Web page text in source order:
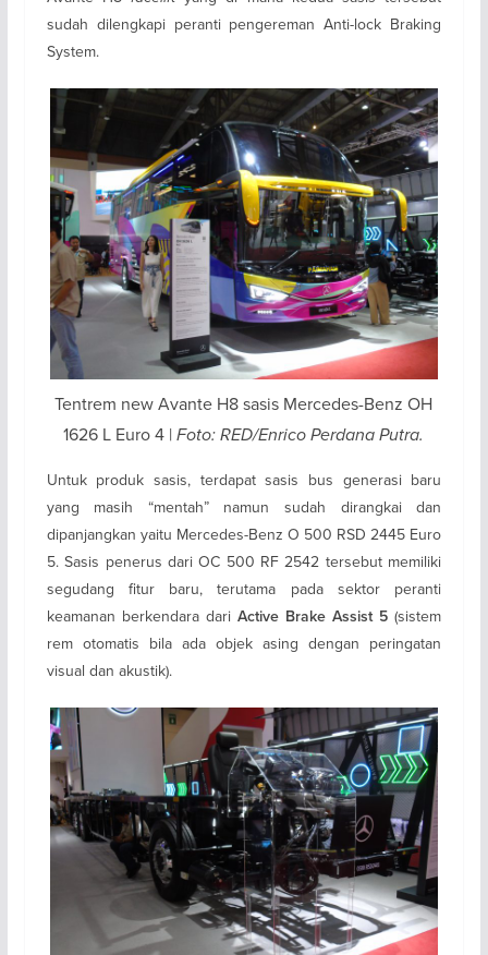
sudah dilengkapi peranti pengereman Anti-lock Braking
System.
Tentrem new Avante H8 sasis Mercedes-Benz OH
1626 L Euro 4 |Foto: RED/Enrico Perdana Putra.
Untuk produk sasis, terdapat sasis bus generasi baru
yang masih “mentah” namun sudah dirangkai dan
dipanjangkan yaitu Mercedes-Benz O 500 RSD 2445 Euro
5. Sasis penerus dari OC 500 RF 2542 tersebut memiliki
segudang fitur baru, terutama pada sektor peranti
keamanan berkendara dari Active Brake Assist 5 (sistem
rem otomatis bila ada objek asing dengan peringatan
visual dan akustik).